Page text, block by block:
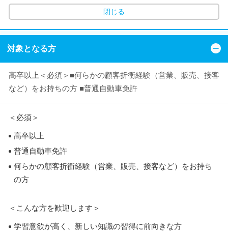
閉じる
対象となる方
高卒以上＜必須＞■何らかの顧客折衝経験（営業、販売、接客
など）をお持ちの方 ■普通自動車免許
＜必須＞
高卒以上
普通自動車免許
何らかの顧客折衝経験（営業、販売、接客など）をお持ち
の方
＜こんな方を歓迎します＞
学習意欲が高く、新しい知識の習得に前向きな方